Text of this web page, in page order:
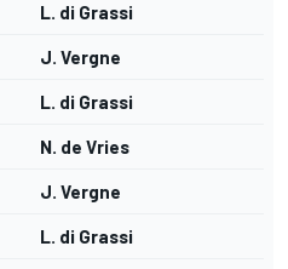
L. di Grassi
J. Vergne
L. di Grassi
N. de Vries
J. Vergne
L. di Grassi